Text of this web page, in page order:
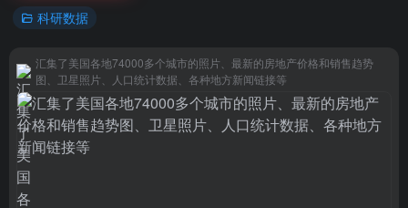
科研数据
汇集了美国各地74000多个城市的照片、最新的房地产价格和销售趋势
图、卫星照片、人口统计数据、各种地方新闻链接等